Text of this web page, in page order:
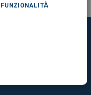
FUNZIONALITÀ